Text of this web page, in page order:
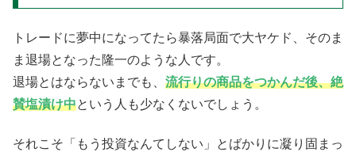
トレードに夢中になってたら暴落局面で大ヤケド、そのま
ま退場となった隆一のような人です。
退場とはならないまでも、 流行りの商品をつかんだ後、絶
賛塩漬け中という人も少なくないでしょう。
それこそ「もう投資なんてしない」とばかりに凝り固まっ